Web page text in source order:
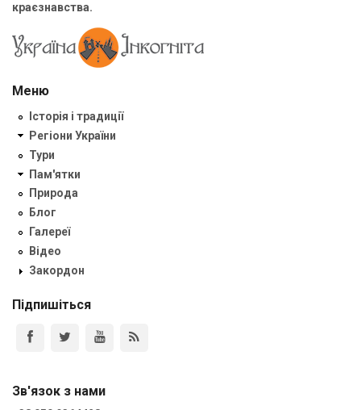
краєзнавства.
Меню
Історія і традиції
Регіони України
Тури
Пам'ятки
Природа
Блог
Галереї
Відео
Закордон
Підпишіться
Зв'язок з нами